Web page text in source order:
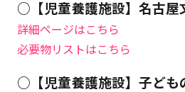
○【児童養護施設】名古屋
詳細ページはこちら
必要物リストはこちら
○【児童養護施設】子ど